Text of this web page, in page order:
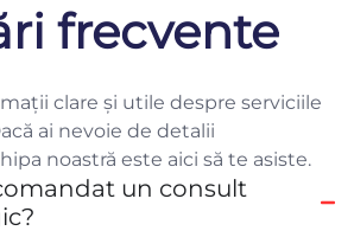
frecvente
clare și utile despre serviciile
ai nevoie de detalii
noastră este aici să te asiste.
un consult